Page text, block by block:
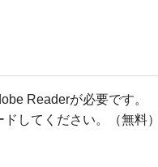
Readerが必要です。
してください。（無料）